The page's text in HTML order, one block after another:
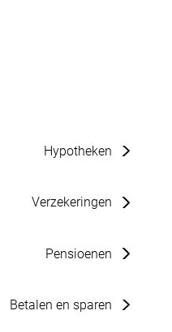
Hypotheken
Verzekeringen
Pensioenen
Betalen en sparen